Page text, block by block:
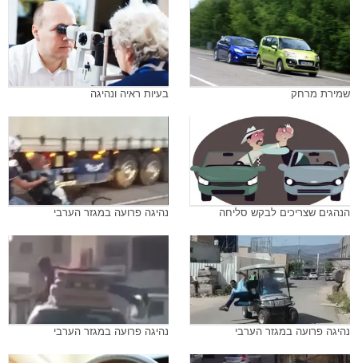
שמירת מרחק בעיות ראיה ונהיגה
הנהגים שצריכים לבקש סליחה נהיגה פרועה במגזר הערבי
נהיגה פרועה במגזר הערבי נהיגה פרועה במגזר הערבי